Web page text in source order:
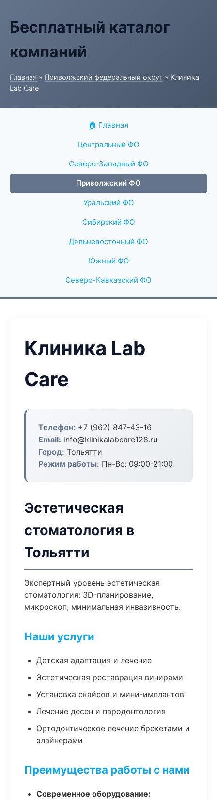
Бесплатный каталог
компаний
Главная » Приволжский федеральный округ » Клиника
Lab Care
🏠 Главная
Центральный ФО
Северо-Западный ФО
Приволжский ФО
Уральский ФО
Сибирский ФО
Дальневосточный ФО
Южный ФО
Северо-Кавказский ФО
Клиника Lab
Care
Телефон: +7 (962) 847-43-16
Email: info@klinikalabcare128.ru
Город: Тольятти
Режим работы: Пн-Вс: 09:00-21:00
Эстетическая
стоматология в
Тольятти
Экспертный уровень эстетическая
стоматология: 3D-планирование,
микроскоп, минимальная инвазивность.
Наши услуги
Детская адаптация и лечение
Эстетическая реставрация винирами
Установка скайсов и мини-имплантов
Лечение десен и пародонтология
Ортодонтическое лечение брекетами и
элайнерами
Преимущества работы с нами
Современное оборудование: